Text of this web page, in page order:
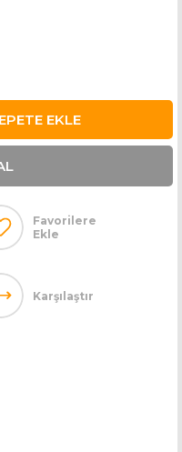
Favorilere
Ekle
Karşılaştır